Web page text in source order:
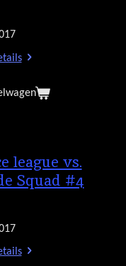
league vs.
Squad #4